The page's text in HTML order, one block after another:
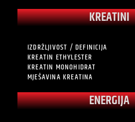
KREATINI
IZDRŽLJIVOST / DEFINICIJA
KREATIN ETHYLESTER
KREATIN MONOHIDRAT
MJEŠAVINA KREATINA
ENERGIJA